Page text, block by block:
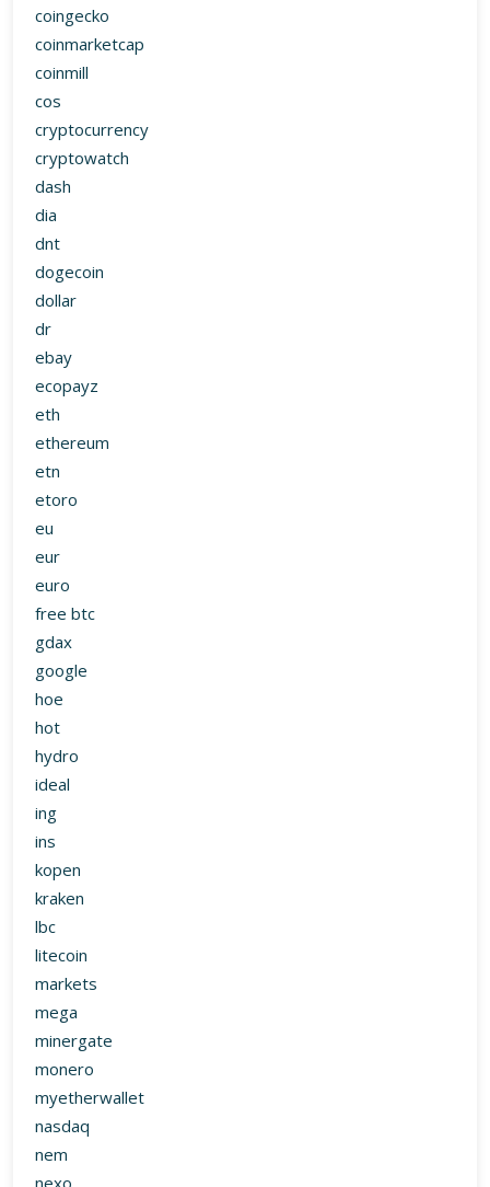
coingecko
coinmarketcap
coinmill
cos
cryptocurrency
cryptowatch
dash
dia
dnt
dogecoin
dollar
dr
ebay
ecopayz
eth
ethereum
etn
etoro
eu
eur
euro
free btc
gdax
google
hoe
hot
hydro
ideal
ing
ins
kopen
kraken
lbc
litecoin
markets
mega
minergate
monero
myetherwallet
nasdaq
nem